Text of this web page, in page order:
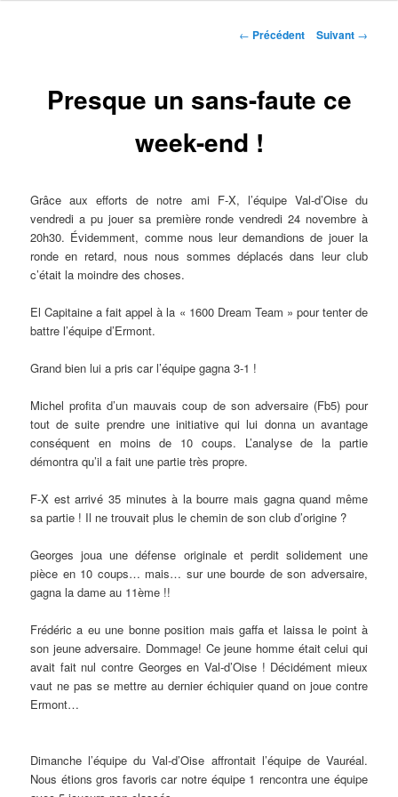
Navigation
← Précédent Suivant →
Presque un sans-faute ce
week-end !
Grâce aux efforts de notre ami F-X, l’équipe Val-d’Oise du
vendredi a pu jouer sa première ronde vendredi 24 novembre à
20h30. Évidemment, comme nous leur demandions de jouer la
ronde en retard, nous nous sommes déplacés dans leur club
c’était la moindre des choses.
El Capitaine a fait appel à la « 1600 Dream Team » pour tenter de
battre l’équipe d’Ermont.
Grand bien lui a pris car l’équipe gagna 3-1 !
Michel profita d’un mauvais coup de son adversaire (Fb5) pour
tout de suite prendre une initiative qui lui donna un avantage
conséquent en moins de 10 coups. L’analyse de la partie
démontra qu’il a fait une partie très propre.
F-X est arrivé 35 minutes à la bourre mais gagna quand même
sa partie ! Il ne trouvait plus le chemin de son club d’origine ?
Georges joua une défense originale et perdit solidement une
pièce en 10 coups… mais… sur une bourde de son adversaire,
gagna la dame au 11ème !!
Frédéric a eu une bonne position mais gaffa et laissa le point à
son jeune adversaire. Dommage! Ce jeune homme était celui qui
avait fait nul contre Georges en Val-d’Oise ! Décidément mieux
vaut ne pas se mettre au dernier échiquier quand on joue contre
Ermont…
Dimanche l’équipe du Val-d’Oise affrontait l’équipe de Vauréal.
Nous étions gros favoris car notre équipe 1 rencontra une équipe